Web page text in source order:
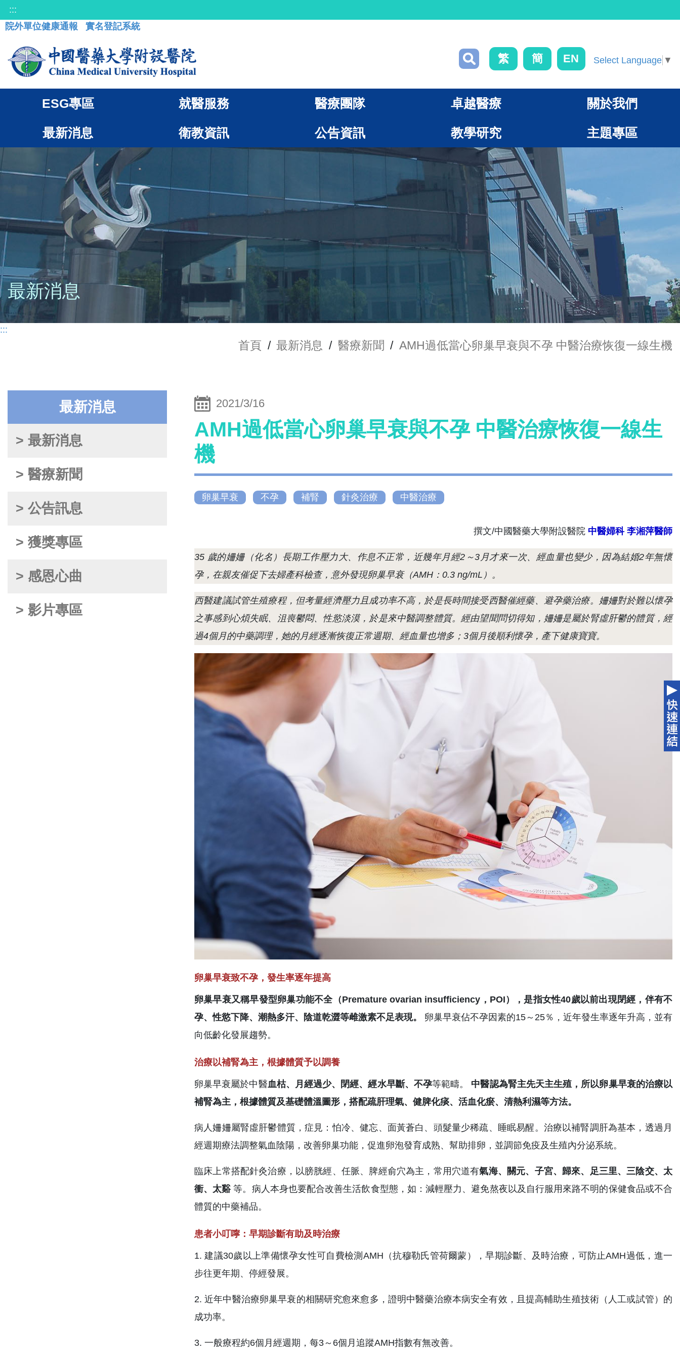
:::
院外單位健康通報
實名登記系統
繁 簡 EN Select Language ▼
ESG專區 就醫服務 醫療團隊 卓越醫療 關於我們
最新消息 衛教資訊 公告資訊 教學研究 主題專區
最新消息
:::
首頁 / 最新消息 / 醫療新聞 / AMH過低當心卵巢早衰與不孕 中醫治療恢復一線生機
最新消息
> 最新消息
> 醫療新聞
> 公告訊息
> 獲獎專區
> 感恩心曲
> 影片專區
2021/3/16
AMH過低當心卵巢早衰與不孕 中醫治療恢復一線生
機
卵巢早衰 不孕 補腎 針灸治療 中醫治療
撰文/中國醫藥大學附設醫院 中醫婦科 李湘萍醫師
35 歲的姍姍（化名）長期工作壓力大、作息不正常，近幾年月經2～3月才來一次、經血量也變少，因為結婚2年無懷
孕，在親友催促下去婦產科檢查，意外發現卵巢早衰（AMH：0.3 ng/mL）。
西醫建議試管生殖療程，但考量經濟壓力且成功率不高，於是長時間接受西醫催經藥、避孕藥治療。姍姍對於難以懷孕
之事感到心煩失眠、沮喪鬱悶、性慾淡漠，於是來中醫調整體質。經由望聞問切得知，姍姍是屬於腎虛肝鬱的體質，經
過4個月的中藥調理，她的月經逐漸恢復正常週期、經血量也增多；3個月後順利懷孕，產下健康寶寶。
卵巢早衰致不孕，發生率逐年提高
卵巢早衰又稱早發型卵巢功能不全（Premature ovarian insufficiency，POI），是指女性40歲以前出現閉經，伴有不
孕、性慾下降、潮熱多汗、陰道乾澀等雌激素不足表現。 卵巢早衰佔不孕因素的15～25％，近年發生率逐年升高，並有
向低齡化發展趨勢。
治療以補腎為主，根據體質予以調養
卵巢早衰屬於中醫血枯、月經過少、閉經、經水早斷、不孕等範疇。 中醫認為腎主先天主生殖，所以卵巢早衰的治療以
補腎為主，根據體質及基礎體溫圖形，搭配疏肝理氣、健脾化痰、活血化瘀、清熱利濕等方法。
病人姍姍屬腎虛肝鬱體質，症見：怕冷、健忘、面黃蒼白、頭髮量少稀疏、睡眠易醒。治療以補腎調肝為基本，透過月
經週期療法調整氣血陰陽，改善卵巢功能，促進卵泡發育成熟、幫助排卵，並調節免疫及生殖內分泌系統。
臨床上常搭配針灸治療，以膀胱經、任脈、脾經俞穴為主，常用穴道有氣海、關元、子宮、歸來、足三里、三陰交、太
衝、太谿等。病人本身也要配合改善生活飲食型態，如：減輕壓力、避免熬夜以及自行服用來路不明的保健食品或不合
體質的中藥補品。
患者小叮嚀：早期診斷有助及時治療
1. 建議30歲以上準備懷孕女性可自費檢測AMH（抗穆勒氏管荷爾蒙），早期診斷、及時治療，可防止AMH過低，進一
步往更年期、停經發展。
2. 近年中醫治療卵巢早衰的相關研究愈來愈多，證明中醫藥治療本病安全有效，且提高輔助生殖技術（人工或試管）的
成功率。
3. 一般療程約6個月經週期，每3～6個月追蹤AMH指數有無改善。